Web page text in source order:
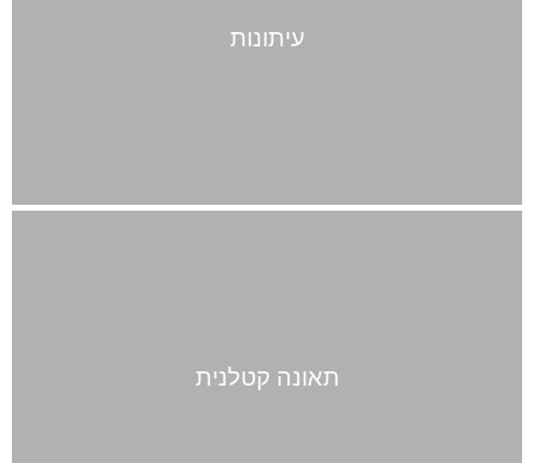
עיתונות
תאונה קטלנית